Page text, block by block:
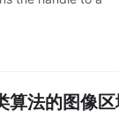
算法的图像